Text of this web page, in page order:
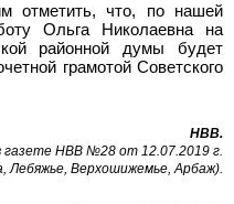
отметить, что, по нашей
Ольга Николаевна на
районной думы будет
грамотой Советского
НВВ.
НВВ №28 от 12.07.2019 г.
Лебяжье, Верхошижемье, Арбаж)